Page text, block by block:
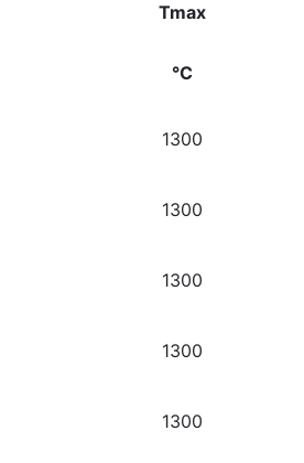
Tmax
°C
1300
1300
1300
1300
1300